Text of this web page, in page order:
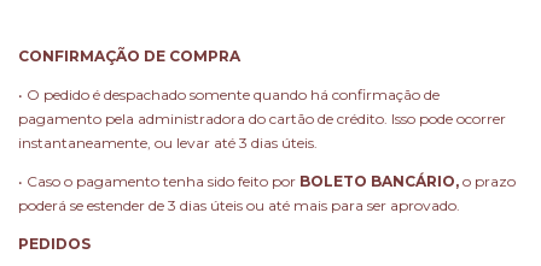
CONFIRMAÇÃO DE COMPRA
• O pedido é despachado somente quando há confirmação de
pagamento pela administradora do cartão de crédito. Isso pode ocorrer
instantaneamente, ou levar até 3 dias úteis.
• Caso o pagamento tenha sido feito por BOLETO BANCÁRIO, o prazo
poderá se estender de 3 dias úteis ou até mais para ser aprovado.
PEDIDOS